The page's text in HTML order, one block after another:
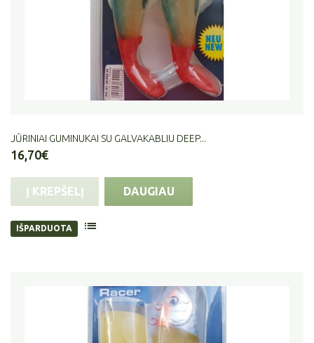
JŪRINIAI GUMINUKAI SU GALVAKABLIU DEEP...
16,70€
Į KREPŠELĮ DAUGIAU
IŠPARDUOTA